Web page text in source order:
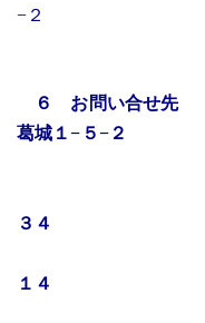
−２
千葉県立千
６ お問い合せ先
葛城１−５−２
３４
１４